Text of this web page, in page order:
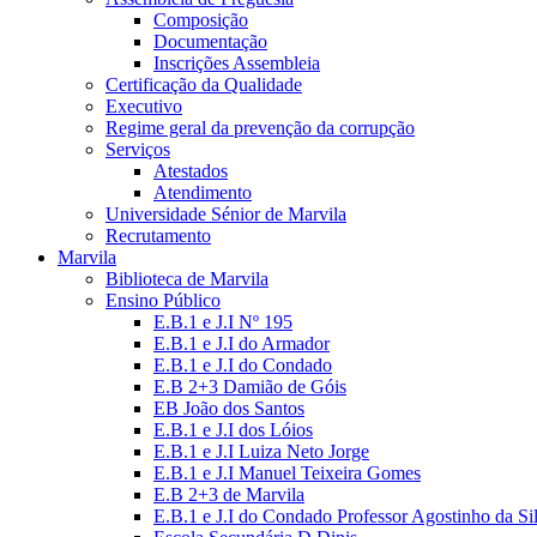
Composição
Documentação
Inscrições Assembleia
Certificação da Qualidade
Executivo
Regime geral da prevenção da corrupção
Serviços
Atestados
Atendimento
Universidade Sénior de Marvila
Recrutamento
Marvila
Biblioteca de Marvila
Ensino Público
E.B.1 e J.I Nº 195
E.B.1 e J.I do Armador
E.B.1 e J.I do Condado
E.B 2+3 Damião de Góis
EB João dos Santos
E.B.1 e J.I dos Lóios
E.B.1 e J.I Luiza Neto Jorge
E.B.1 e J.I Manuel Teixeira Gomes
E.B 2+3 de Marvila
E.B.1 e J.I do Condado Professor Agostinho da